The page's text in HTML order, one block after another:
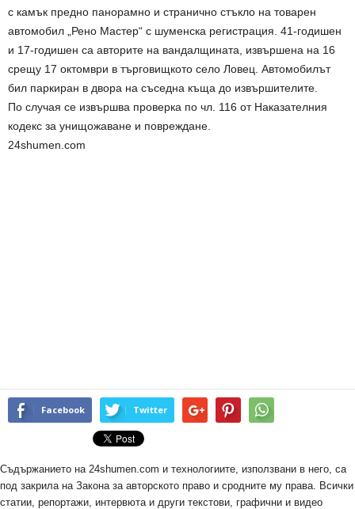
с камък предно панорамно и странично стъкло на товарен
автомобил „Рено Мастер“ с шуменска регистрация. 41-годишен
и 17-годишен са авторите на вандалщината, извършена на 16
срещу 17 октомври в търговищкото село Ловец. Автомобилът
бил паркиран в двора на съседна къща до извършителите.
По случая се извършва проверка по чл. 116 от Наказателния
кодекс за унищожаване и повреждане.
24shumen.com
Facebook Twitter
Съдържанието на 24shumen.com и технологиите, използвани в него, са
под закрила на Закона за авторското право и сродните му права. Всички
статии, репортажи, интервюта и други текстови, графични и видео